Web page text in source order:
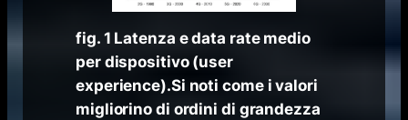
fig. 1 Latenza e data rate medio
per dispositivo (user
experience).Si noti come i valori
migliorino di ordini di grandezza